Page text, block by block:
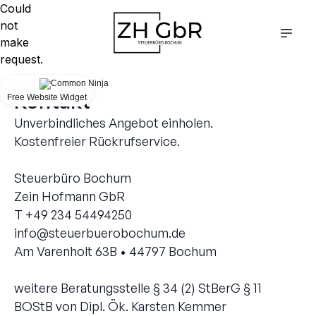
Kontakt
Unverbindliches Angebot einholen.
Kostenfreier Rückrufservice.
Steuerbüro Bochum
Zein Hofmann GbR
info@steuerbuerobochum.de
Am Varenholt 63B • 44797 Bochum
weitere Beratungsstelle § 34 (2) StBerG § 11
BOStB von Dipl. Ök. Karsten Kemmer
Could
not
make
request.
Free Website Widget